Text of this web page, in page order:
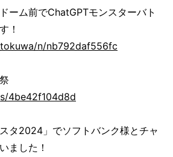
ーム前でChatGPTモンスターバト
！
n/nb792daf556fc
4be42f104d8d
タ2024」でソフトバンク様とチャ
ました！